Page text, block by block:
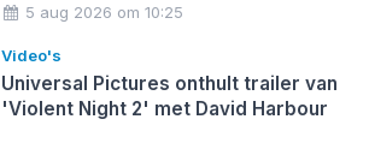
5 aug 2026 om 10:25
Video's
Universal Pictures onthult trailer van
'Violent Night 2' met David Harbour